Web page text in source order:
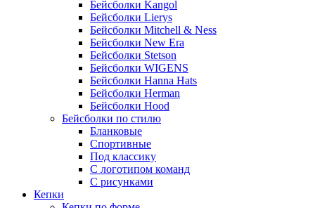
Бейсболки Kangol
Бейсболки Lierys
Бейсболки Mitchell & Ness
Бейсболки New Era
Бейсболки Stetson
Бейсболки WIGENS
Бейсболки Hanna Hats
Бейсболки Herman
Бейсболки Hood
Бейсболки по стилю
Бланковые
Спортивные
Под классику
С логотипом команд
С рисунками
Кепки